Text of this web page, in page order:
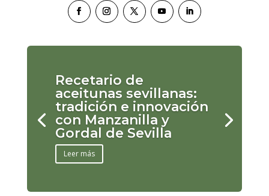
Recetario de
aceitunas sevillanas:
tradición e innovación
con Manzanilla y
Gordal de Sevilla
Leer más